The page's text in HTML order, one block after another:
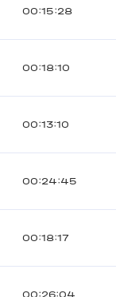
00:15:28
00:18:10
00:13:10
00:24:45
00:18:17
00:26:04